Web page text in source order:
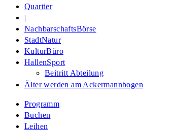
Quartier
|
NachbarschaftsBörse
StadtNatur
KulturBüro
HallenSport
Beitritt Abteilung
Älter werden am Ackermannbogen
Programm
Buchen
Leihen